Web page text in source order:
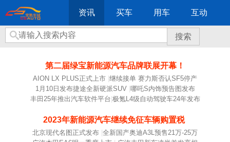
资讯 买车 用车 互动
搜索
第二届绿宝新能源汽车品牌联展开幕！
AION LX PLUS正式上市 继续接单 赛力斯否认SF5停产
1月10日发布捷途全新硬派SUV| 哪吒S内饰预告图发布
丰田25年推出汽车软件平台 极氪L4级自动驾驶车24年发布
2023年新能源汽车继续免征车辆购置税
北京现代名图正式发布 全新国产奥迪A3L预售21万-25万